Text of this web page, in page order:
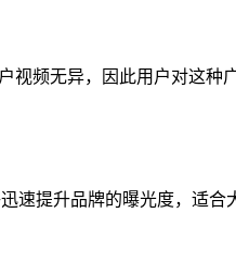
频无异，因此用户对这种
速提升品牌的曝光度，适